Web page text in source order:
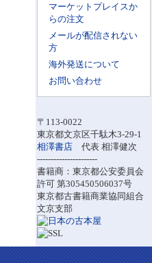
マーケットプレイスか
らの注文
メールが配信されない
方
海外発送について
お問い合わせ
〒113-0022
東京都文京区千駄木3-29-1
相澤書店 代表 相澤健次
----------------------
書籍商：東京都公安委員会
許可 第305450506037号
東京都古書籍商業協同組合
文京支部